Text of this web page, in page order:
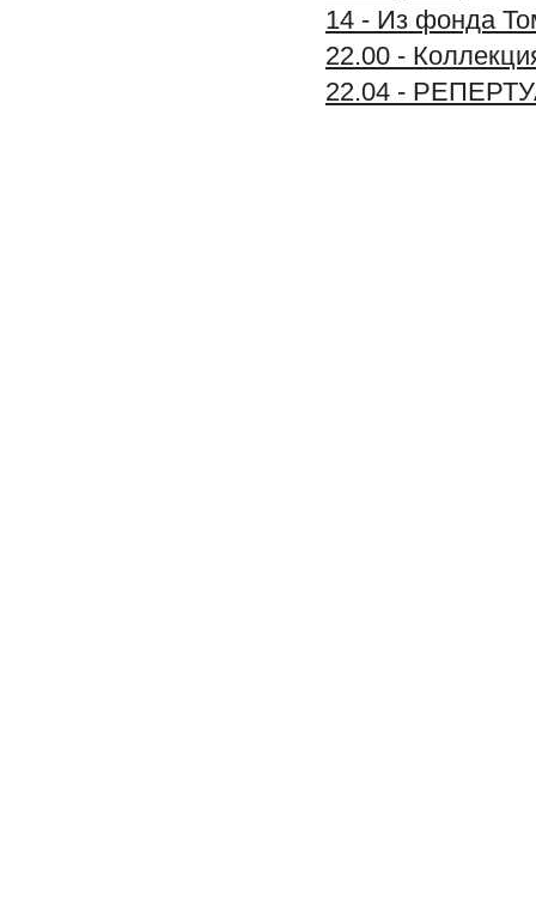
14 - Из фонда
22.00 -
22.04 -